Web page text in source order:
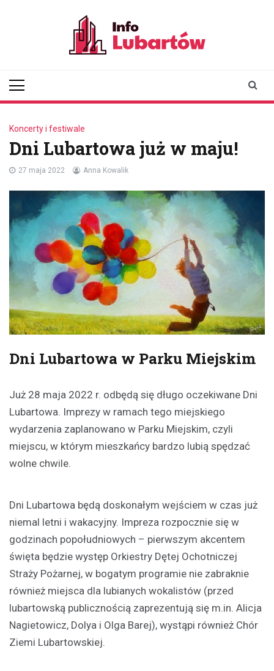
Koncerty i festiwale
Dni Lubartowa już w maju!
27 maja 2022 Anna Kowalik
Dni Lubartowa w Parku Miejskim
Już 28 maja 2022 r. odbędą się długo oczekiwane Dni
Lubartowa. Imprezy w ramach tego miejskiego
wydarzenia zaplanowano w Parku Miejskim, czyli
miejscu, w którym mieszkańcy bardzo lubią spędzać
wolne chwile.
Dni Lubartowa będą doskonałym wejściem w czas już
niemal letni i wakacyjny. Impreza rozpocznie się w
godzinach popołudniowych – pierwszym akcentem
święta będzie występ Orkiestry Dętej Ochotniczej
Straży Pożarnej, w bogatym programie nie zabraknie
również miejsca dla lubianych wokalistów (przed
lubartowską publicznością zaprezentują się m.in. Alicja
Nagietowicz, Dolya i Olga Barej), wystąpi również Chór
Ziemi Lubartowskiej.